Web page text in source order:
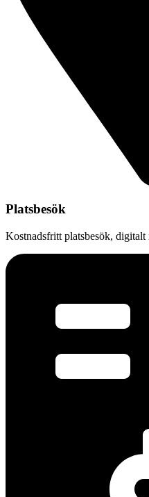
Platsbesök
Kostnadsfritt platsbesök,